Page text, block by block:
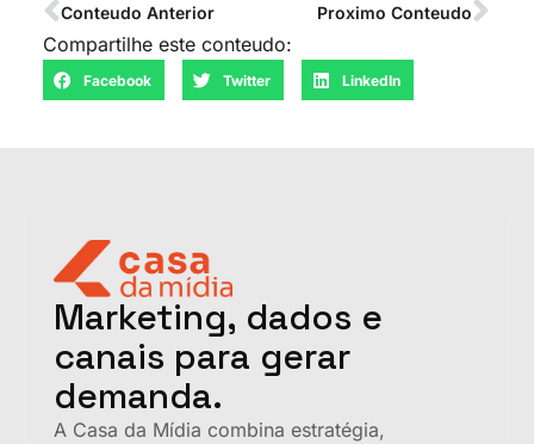
Conteudo Anterior Proximo Conteudo
Compartilhe este conteudo:
Facebook Twitter LinkedIn
Marketing, dados e
canais para gerar
demanda.
A Casa da Mídia combina estratégia,